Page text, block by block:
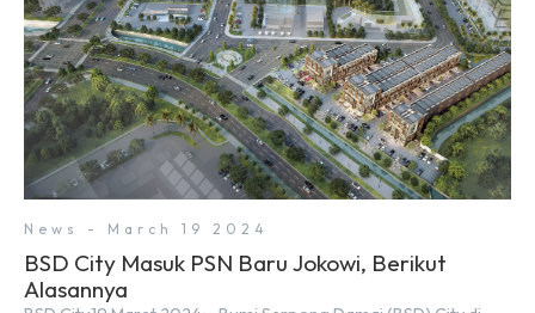
News - March 19 2024
BSD City Masuk PSN Baru Jokowi, Berikut
Alasannya